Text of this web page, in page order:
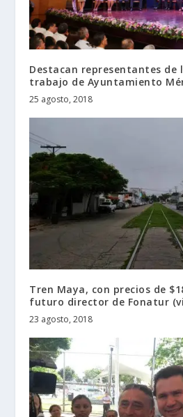
Destacan representantes de
trabajo de Ayuntamiento
25 agosto, 2018
Tren Maya, con precios de
futuro director de Fonatur
23 agosto, 2018